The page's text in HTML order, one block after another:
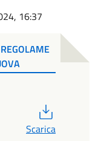
16:37
Scarica